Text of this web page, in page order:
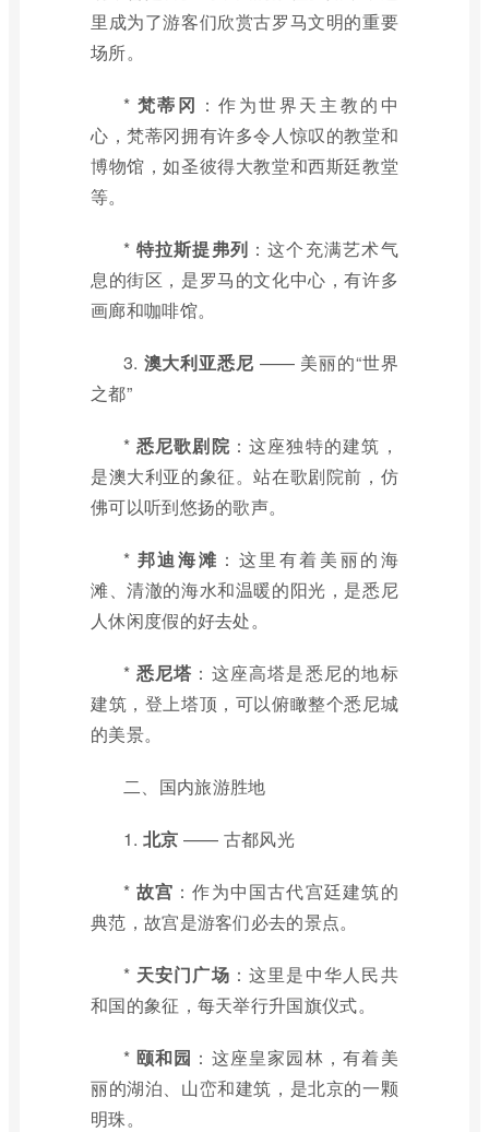
里成为了游客们欣赏古罗马文明的重要
场所。
* 梵蒂冈 ：作为世界天主教的中
心，梵蒂冈拥有许多令人惊叹的教堂和
博物馆，如圣彼得大教堂和西斯廷教堂
等。
* 特拉斯提弗列 ：这个充满艺术气
息的街区，是罗马的文化中心，有许多
画廊和咖啡馆。
3. 澳大利亚悉尼 —— 美丽的“世界
之都”
* 悉尼歌剧院：这座独特的建筑，
是澳大利亚的象征。站在歌剧院前，仿
佛可以听到悠扬的歌声。
* 邦迪海滩 ：这里有着美丽的海
滩、清澈的海水和温暖的阳光，是悉尼
人休闲度假的好去处。
* 悉尼塔 ：这座高塔是悉尼的地标
建筑，登上塔顶，可以俯瞰整个悉尼城
的美景。
二、国内旅游胜地
1. 北京 —— 古都风光
* 故宫 ：作为中国古代宫廷建筑的
典范，故宫是游客们必去的景点。
* 天安门广场 ：这里是中华人民共
和国的象征，每天举行升国旗仪式。
* 颐和园 ：这座皇家园林，有着美
丽的湖泊、山峦和建筑，是北京的一颗
明珠。